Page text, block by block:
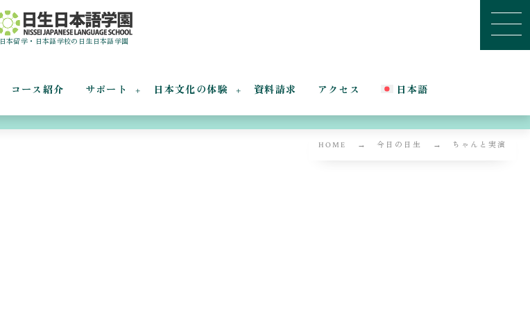
日本留学・日本語学校の日生日本語学園
コース紹介 サポート 日本文化の体験 資料請求 アクセス 日本語
HOME 今日の日生 ちゃんと実演